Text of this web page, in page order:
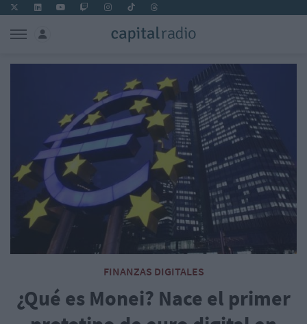
FINANZAS DIGITALES
¿Qué es Monei? Nace el primer